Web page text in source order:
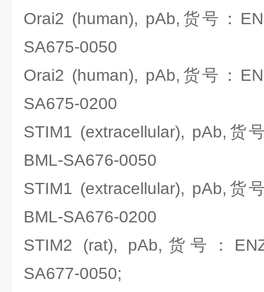
Orai2 (human), pAb,货号：
SA675-0050
Orai2 (human), pAb,货号：
SA675-0200
STIM1 (extracellular), pAb,货
BML-SA676-0050
STIM1 (extracellular), pAb,货
BML-SA676-0200
STIM2 (rat), pAb,货号：
SA677-0050;